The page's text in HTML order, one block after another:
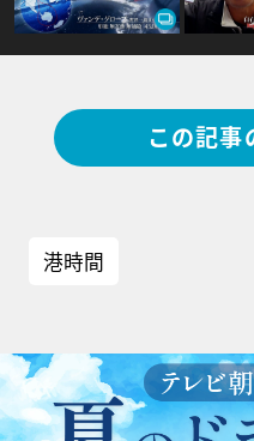
この記事
港時間